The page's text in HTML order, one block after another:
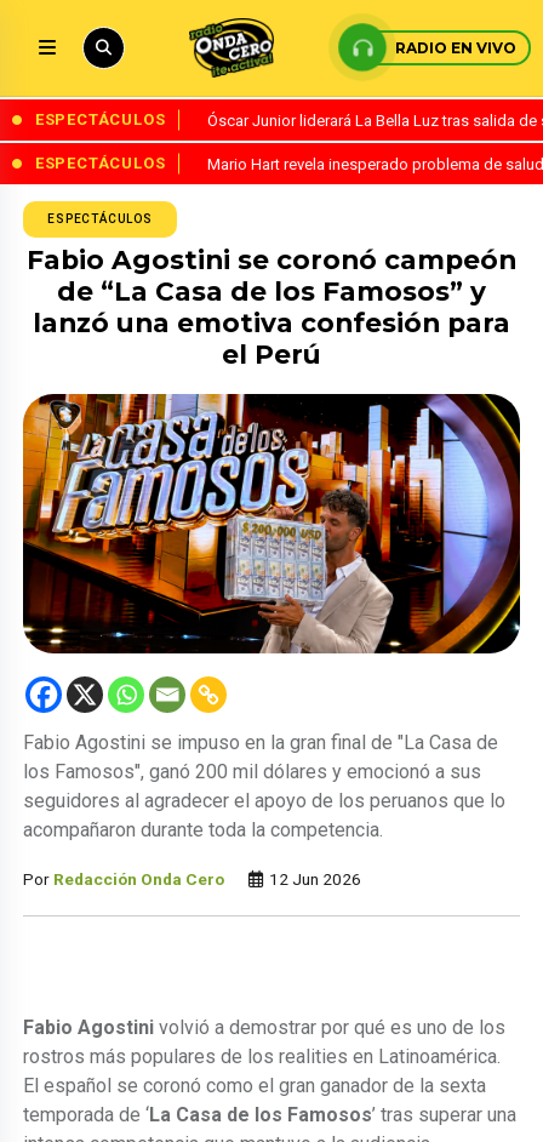
RADIO EN VIVO
ESPECTÁCULOS Óscar Junior liderará La Bella Luz tras salida
ESPECTÁCULOS Mario Hart revela inesperado problema de
ESPECTÁCULOS
Fabio Agostini se coronó campeón
de “La Casa de los Famosos” y
lanzó una emotiva confesión para
el Perú
Fabio Agostini se impuso en la gran final de "La Casa de
los Famosos", ganó 200 mil dólares y emocionó a sus
seguidores al agradecer el apoyo de los peruanos que lo
acompañaron durante toda la competencia.
Por Redacción Onda Cero 12 Jun 2026
Fabio Agostini volvió a demostrar por qué es uno de los
rostros más populares de los realities en Latinoamérica.
El español se coronó como el gran ganador de la sexta
temporada de ‘La Casa de los Famosos’ tras superar una